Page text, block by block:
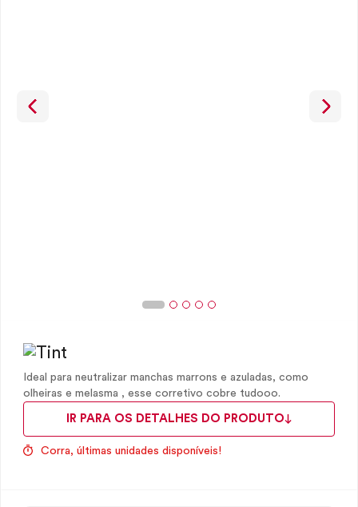
Ideal para neutralizar manchas marrons e azuladas, como
olheiras e melasma , esse corretivo cobre tudooo.
IR PARA OS DETALHES DO PRODUTO
Corra, últimas unidades disponíveis!